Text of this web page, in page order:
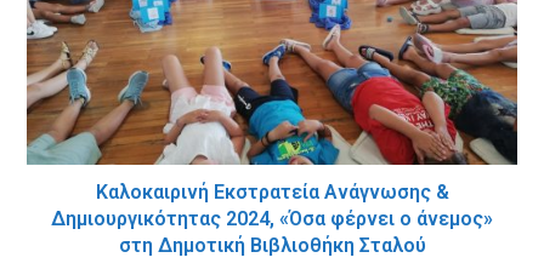
Καλοκαιρινή Εκστρατεία Ανάγνωσης &
Δημιουργικότητας 2024, «Όσα φέρνει ο άνεμος»
στη Δημοτική Βιβλιοθήκη Σταλού